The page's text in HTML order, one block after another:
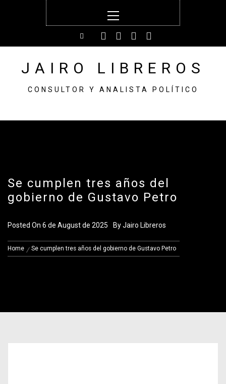
Menu
JAIRO LIBREROS
CONSULTOR Y ANALISTA POLÍTICO
Se cumplen tres años del
gobierno de Gustavo Petro
Posted On 6 de August de 2025 ByJairo Libreros
Home Se cumplen tres años del gobierno de Gustavo Petro